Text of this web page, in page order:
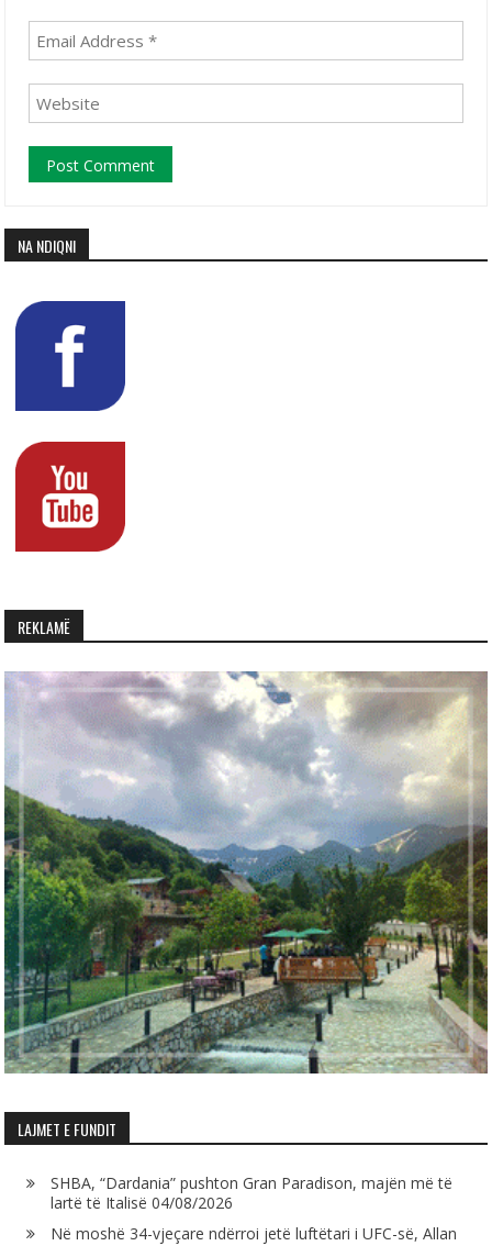
NA NDIQNI
REKLAMË
LAJMET E FUNDIT
SHBA, “Dardania” pushton Gran Paradison, majën më të
lartë të Italisë 04/08/2026
Në moshë 34-vjeçare ndërroi jetë luftëtari i UFC-së, Allan